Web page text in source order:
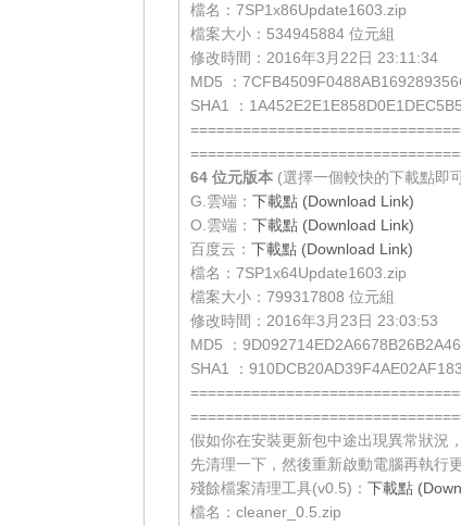
檔名：7SP1x86Update1603.zip
檔案大小：534945884 位元組
修改時間：2016年3月22日 23:11:34
MD5 ：
SHA1 ：
64 位元版本(選擇一個較快的下載點即
G.雲端： 下載點 (Download Link)
O.雲端： 下載點 (Download Link)
百度云： 下載點 (Download Link)
檔名：7SP1x64Update1603.zip
檔案大小：799317808 位元組
修改時間：2016年3月23日 23:03:53
MD5 ：
SHA1 ：
假如你在安裝更新包中途出現異常狀況
先清理一下，然後重新啟動電腦再執行
殘餘檔案清理工具(v0.5)： 下載點
檔名：cleaner_0.5.zip